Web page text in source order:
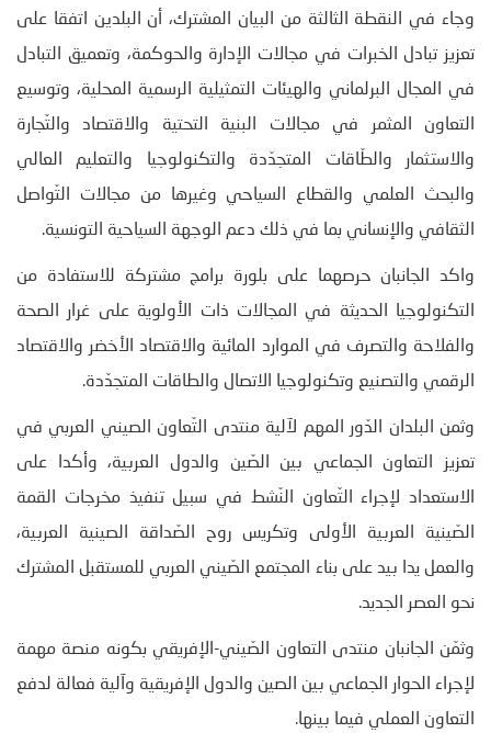
وجاء في النقطة الثالثة من البيان المشترك، أن البلدين اتفقا على
تعزيز تبادل الخبرات في مجالات الإدارة والحوكمة، وتعميق التبادل
في المجال البرلماني والهيئات التمثيلية الرسمية المحلية، وتوسيع
التعاون المثمر في مجالات البنية التحتية والاقتصاد والتّجارة
والاستثمار والطّاقات المتجدّدة والتكنولوجيا والتعليم العالي
والبحث العلمي والقطاع السياحي وغيرها من مجالات التّواصل
الثقافي والإنساني بما في ذلك دعم الوجهة السياحية التونسية.
واكد الجانبان حرصهما على بلورة برامج مشتركة للاستفادة من
التكنولوجيا الحديثة في المجالات ذات الأولوية على غرار الصحة
والفلاحة والتصرف في الموارد المائية والاقتصاد الأخضر والاقتصاد
الرقمي والتصنيع وتكنولوجيا الاتصال والطاقات المتجدّدة.
وثمن البلدان الدّور المهم لآلية منتدى التّعاون الصيني العربي في
تعزيز التعاون الجماعي بين الصّين والدول العربية، وأكدا على
الاستعداد لإجراء التّعاون النّشط في سبيل تنفيذ مخرجات القمة
الصّينية العربية الأولى وتكريس روح الصّداقة الصينية العربية،
والعمل يدا بيد على بناء المجتمع الصّيني العربي للمستقبل المشترك
نحو العصر الجديد.
وثمّن الجانبان منتدى التعاون الصّيني-الإفريقي بكونه منصة مهمة
لإجراء الحوار الجماعي بين الصين والدول الإفريقية وآلية فعالة لدفع
التعاون العملي فيما بينها.